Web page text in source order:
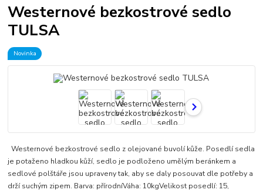
Westernové bezkostrové sedlo
TULSA
Novinka
Westernové bezkostrové sedlo z olejované buvolí kůže. Posedlí sedla
je potaženo hladkou kůží, sedlo je podloženo umělým beránkem a
sedlové polštáře jsou upraveny tak, aby se daly posouvat dle potřeby a
drží suchým zipem. Barva: přírodníVáha: 10kgVelikost posedlí: 15,